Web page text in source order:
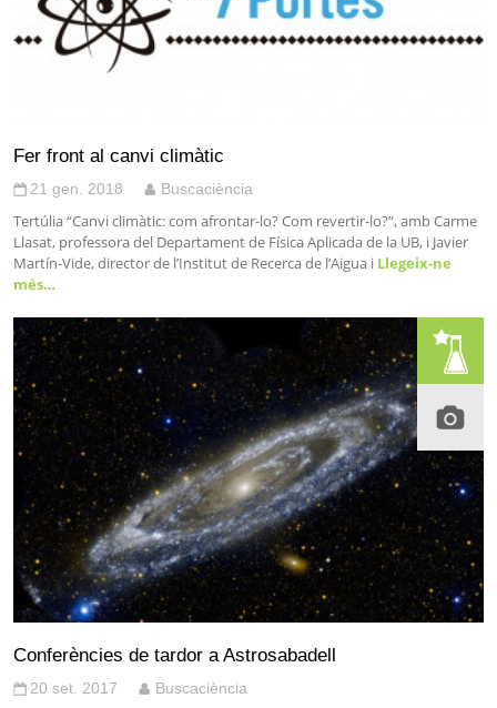
Fer front al canvi climàtic
21 gen. 2018 Buscaciència
Tertúlia “Canvi climàtic: com afrontar-lo? Com revertir-lo?”, amb Carme
Llasat, professora del Departament de Física Aplicada de la UB, i Javier
Martín-Vide, director de l’Institut de Recerca de l’Aigua i Llegeix-ne
més…
Conferències de tardor a Astrosabadell
20 set. 2017 Buscaciència